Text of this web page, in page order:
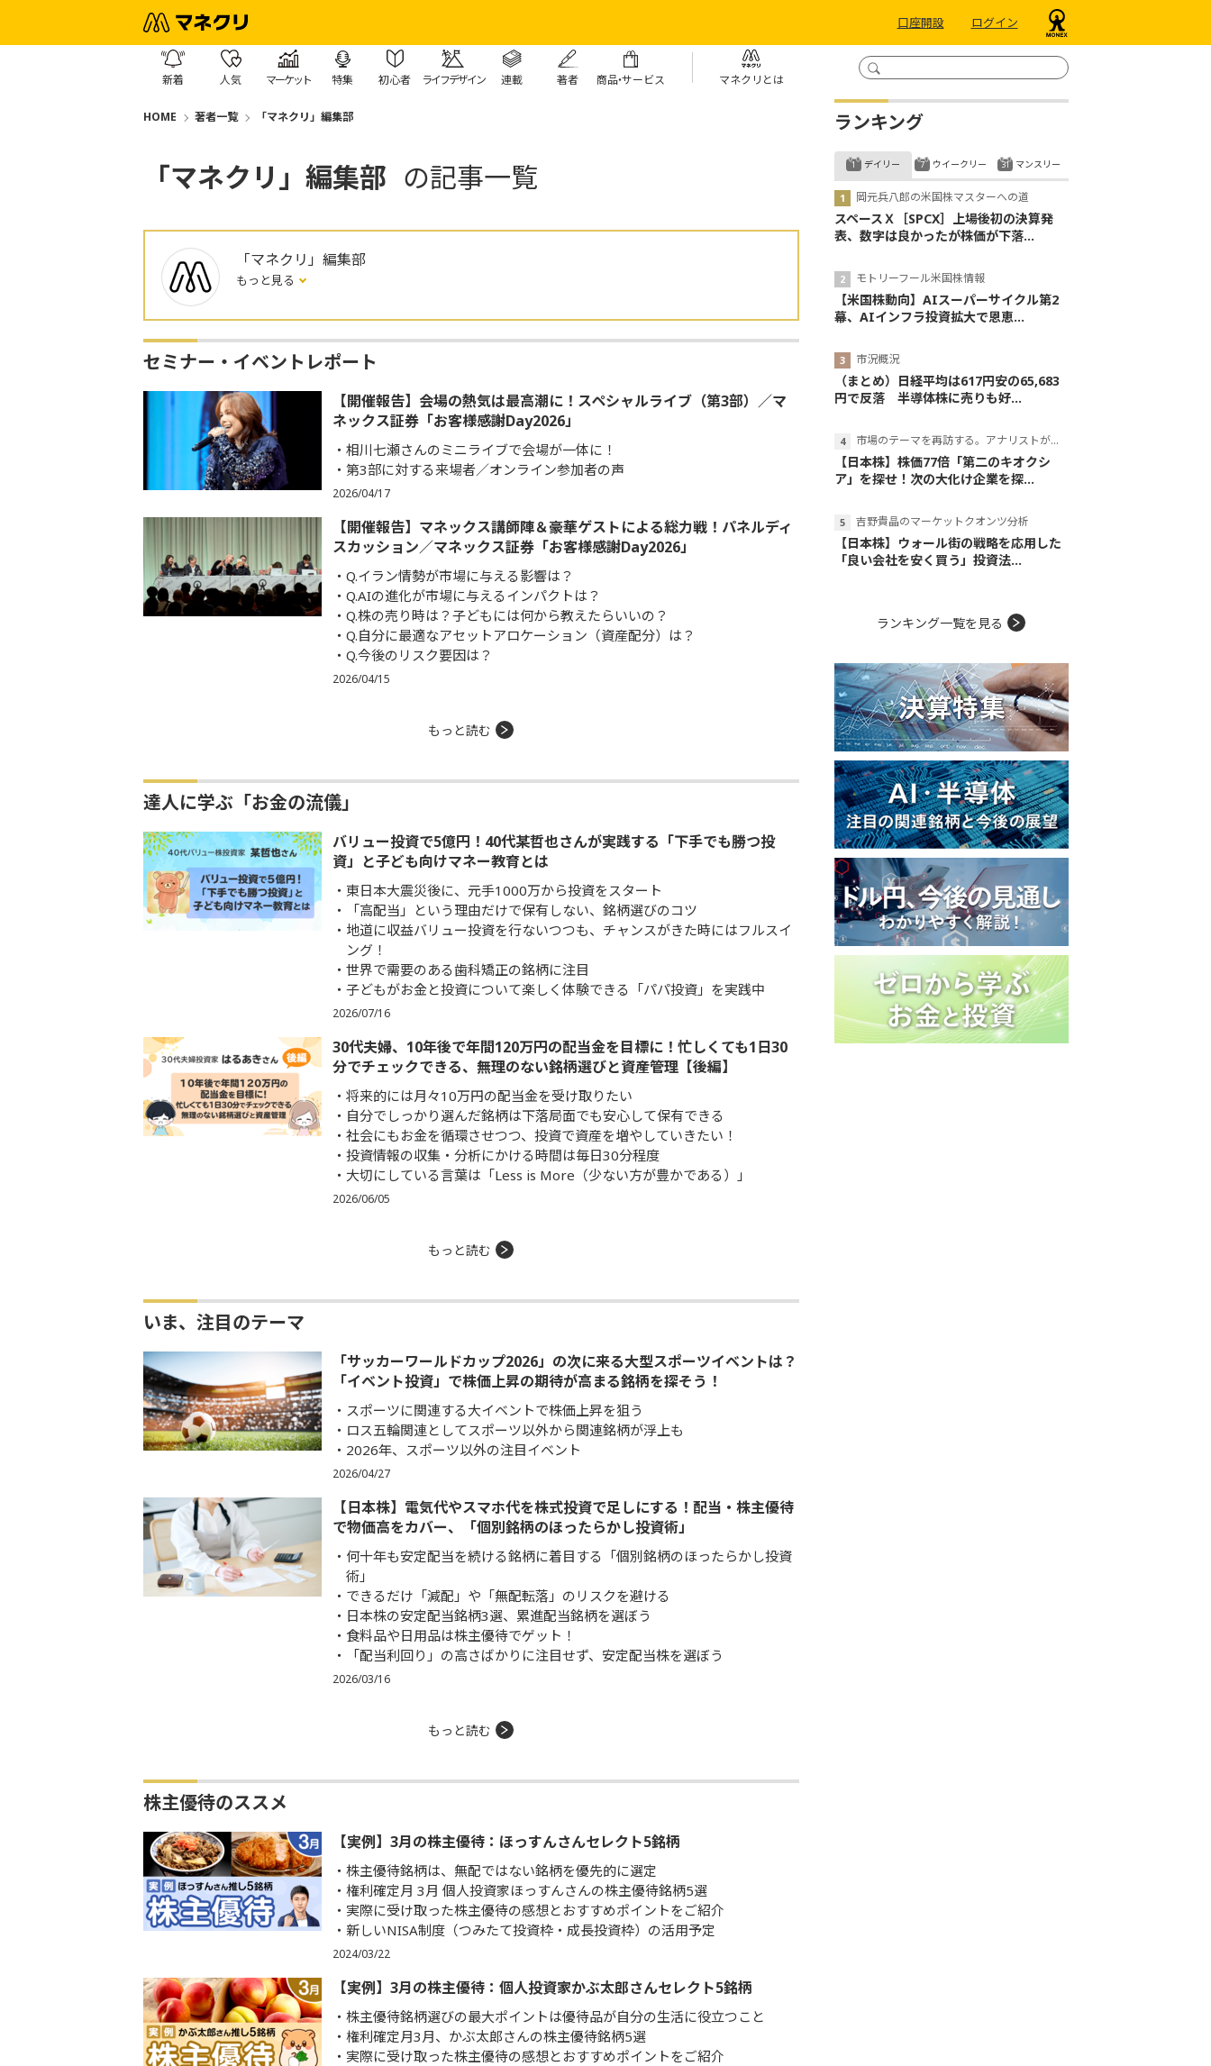
口座開設 ログイン
新着 人気 マーケット 特集 初心者 ライフデザイン 連載 著者 商品・サービス マネクリとは
HOME 著者一覧 「マネクリ」編集部
「マネクリ」編集部 の記事一覧
「マネクリ」編集部
もっと見る
セミナー・イベントレポート
【開催報告】会場の熱気は最高潮に！スペシャルライブ（第3部）／マ
ネックス証券「お客様感謝Day2026」
相川七瀬さんのミニライブで会場が一体に！
第3部に対する来場者／オンライン参加者の声
2026/04/17
【開催報告】マネックス講師陣＆豪華ゲストによる総力戦！パネルディ
スカッション／マネックス証券「お客様感謝Day2026」
Q.イラン情勢が市場に与える影響は？
Q.AIの進化が市場に与えるインパクトは？
Q.株の売り時は？子どもには何から教えたらいいの？
Q.自分に最適なアセットアロケーション（資産配分）は？
Q.今後のリスク要因は？
2026/04/15
もっと読む
達人に学ぶ「お金の流儀」
バリュー投資で5億円！40代某哲也さんが実践する「下手でも勝つ投
資」と子ども向けマネー教育とは
東日本大震災後に、元手1000万から投資をスタート
「高配当」という理由だけで保有しない、銘柄選びのコツ
地道に収益バリュー投資を行ないつつも、チャンスがきた時にはフルスイ
ング！
世界で需要のある歯科矯正の銘柄に注目
子どもがお金と投資について楽しく体験できる「パパ投資」を実践中
2026/07/16
30代夫婦、10年後で年間120万円の配当金を目標に！忙しくても1日30
分でチェックできる、無理のない銘柄選びと資産管理【後編】
将来的には月々10万円の配当金を受け取りたい
自分でしっかり選んだ銘柄は下落局面でも安心して保有できる
社会にもお金を循環させつつ、投資で資産を増やしていきたい！
投資情報の収集・分析にかける時間は毎日30分程度
大切にしている言葉は「Less is More（少ない方が豊かである）」
2026/06/05
もっと読む
いま、注目のテーマ
「サッカーワールドカップ2026」の次に来る大型スポーツイベントは？
「イベント投資」で株価上昇の期待が高まる銘柄を探そう！
スポーツに関連する大イベントで株価上昇を狙う
ロス五輪関連としてスポーツ以外から関連銘柄が浮上も
2026年、スポーツ以外の注目イベント
2026/04/27
【日本株】電気代やスマホ代を株式投資で足しにする！配当・株主優待
で物価高をカバー、「個別銘柄のほったらかし投資術」
何十年も安定配当を続ける銘柄に着目する「個別銘柄のほったらかし投資
術」
できるだけ「減配」や「無配転落」のリスクを避ける
日本株の安定配当銘柄3選、累進配当銘柄を選ぼう
食料品や日用品は株主優待でゲット！
「配当利回り」の高さばかりに注目せず、安定配当株を選ぼう
2026/03/16
もっと読む
株主優待のススメ
【実例】3月の株主優待：ほっすんさんセレクト5銘柄
株主優待銘柄は、無配ではない銘柄を優先的に選定
権利確定月 3月 個人投資家ほっすんさんの株主優待銘柄5選
実際に受け取った株主優待の感想とおすすめポイントをご紹介
新しいNISA制度（つみたて投資枠・成長投資枠）の活用予定
2024/03/22
【実例】3月の株主優待：個人投資家かぶ太郎さんセレクト5銘柄
株主優待銘柄選びの最大ポイントは優待品が自分の生活に役立つこと
権利確定月3月、かぶ太郎さんの株主優待銘柄5選
実際に受け取った株主優待の感想とおすすめポイントをご紹介
ランキング
デイリー
岡元兵八郎の米国株マスターへの道
スペースＸ［SPCX］上場後初の決算発
表、数字は良かったが株価が下落...
モトリーフール米国株情報
【米国株動向】AIスーパーサイクル第2
幕、AIインフラ投資拡大で恩恵...
市況概況
（まとめ）日経平均は617円安の65,683
円で反落 半導体株に売りも好...
市場のテーマを再訪する。アナリストが読み解くテーマの本質
【日本株】株価77倍「第二のキオクシ
ア」を探せ！次の大化け企業を探...
吉野貴晶のマーケットクオンツ分析
【日本株】ウォール街の戦略を応用した
「良い会社を安く買う」投資法...
ウイークリー マンスリー
ランキング一覧を見る